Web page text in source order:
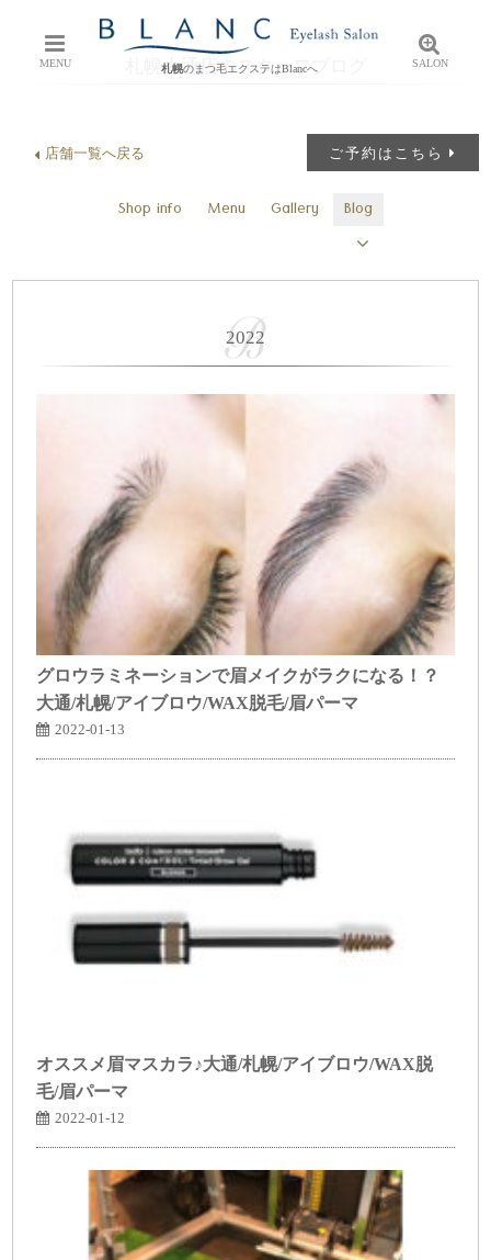
MENU 札幌のまつ毛エクステはBlancへ SALON
札幌大通店のスタッフブログ
ご予約はこちら
店舗一覧へ戻る
Shop info Menu Gallery Blog
2022
グロウラミネーションで眉メイクがラクになる！？
大通/札幌/アイブロウ/WAX脱毛/眉パーマ
2022-01-13
オススメ眉マスカラ♪大通/札幌/アイブロウ/WAX脱
毛/眉パーマ
2022-01-12